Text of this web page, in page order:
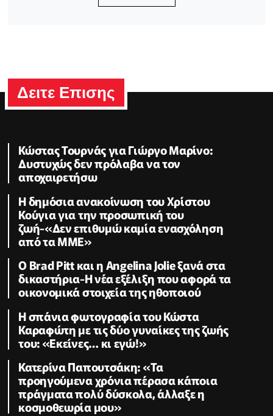
Δειτε Επισης
Κώστας Τουρνάς για Γιώργο Μαρίνο:
Δυστυχώς δεν πρόλαβα να τον
αποχαιρετήσω
Η δημόσια ανακοίνωση του Χρίστου
Κούγια για την προσωπική του
ζωή-«Δεν επιθυμώ καμία ενασχόληση
από τα ΜΜΕ»
Ο Brad Pitt και η Angelina Jolie ξανά στα
δικαστήρια-Η νέα εξέλιξη που αφορά τα
οικονομικά στοιχεία της ηθοποιού
Η σπάνια φωτογραφία του Κώστα
Καραφώτη με τις δύο γυναίκες της ζωής
του: «Εκείνες… κι εγώ!»
Κατερίνα Παπουτσάκη: «Τα
προηγούμενα χρόνια πέρασα κάποια
πράγματα πολύ δύσκολα, άλλαξε η
κοσμοθεωρία μου»